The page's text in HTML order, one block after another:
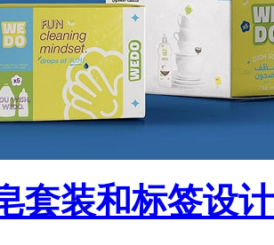
套装和标签设